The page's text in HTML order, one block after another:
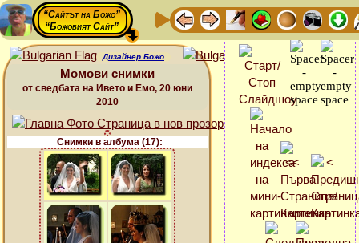
“Сайтът на Божо”
“Божовият Сайт”
Дизайнер Божо
Момови снимки
от сведбата на Ивето и Емо, 20 юни
2010
Снимки в албума (17):